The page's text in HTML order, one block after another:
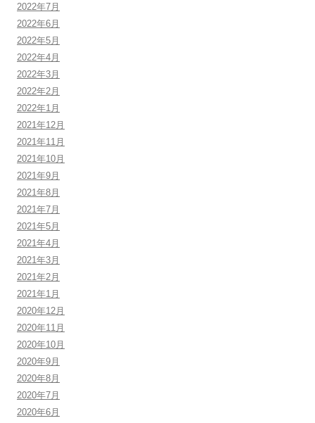
2022年7月
2022年6月
2022年5月
2022年4月
2022年3月
2022年2月
2022年1月
2021年12月
2021年11月
2021年10月
2021年9月
2021年8月
2021年7月
2021年5月
2021年4月
2021年3月
2021年2月
2021年1月
2020年12月
2020年11月
2020年10月
2020年9月
2020年8月
2020年7月
2020年6月